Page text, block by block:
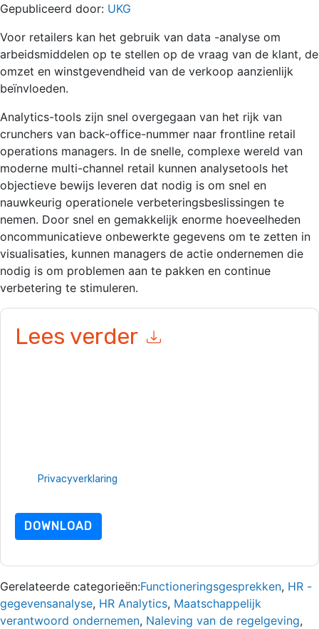
Gepubliceerd door: UKG
Voor retailers kan het gebruik van data -analyse om
arbeidsmiddelen op te stellen op de vraag van de klant, de
omzet en winstgevendheid van de verkoop aanzienlijk
beïnvloeden.
Analytics-tools zijn snel overgegaan van het rijk van
crunchers van back-office-nummer naar frontline retail
operations managers. In de snelle, complexe wereld van
moderne multi-channel retail kunnen analysetools het
objectieve bewijs leveren dat nodig is om snel en
nauwkeurig operationele verbeteringsbeslissingen te
nemen. Door snel en gemakkelijk enorme hoeveelheden
oncommunicatieve onbewerkte gegevens om te zetten in
visualisaties, kunnen managers de actie ondernemen die
nodig is om problemen aan te pakken en continue
verbetering te stimuleren.
Lees verder
Privacyverklaring
DOWNLOAD
Gerelateerde categorieën:Functioneringsgesprekken, HR -
gegevensanalyse, HR Analytics, Maatschappelijk
verantwoord ondernemen, Naleving van de regelgeving,